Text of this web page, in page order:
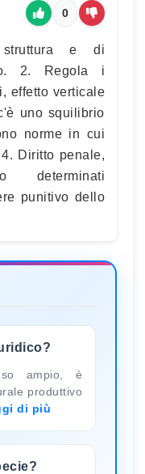
0
e di
2. Regola i
effetto verticale
uno squilibrio
norme in cui
Diritto penale,
determinati
punitivo dello
ampio, è
produttivo
di più